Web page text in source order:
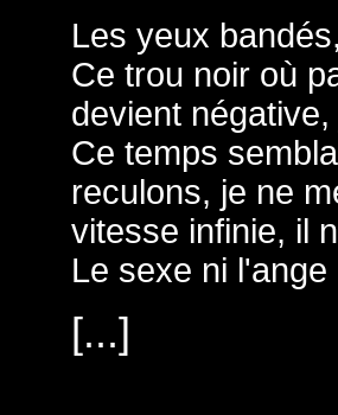
Les yeux
Ce trou noir où
devient
Ce temps
reculons, je ne
vitesse infinie, il
Le sexe ni
[...]